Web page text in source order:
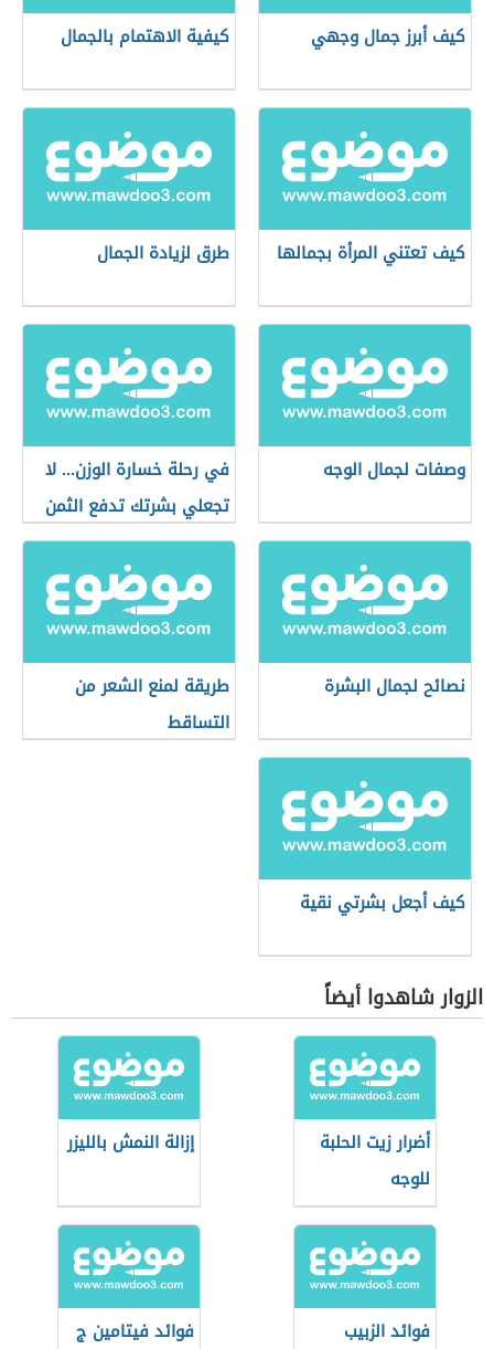
كيف أبرز جمال وجهي كيفية الاهتمام بالجمال
كيف تعتني المرأة بجمالها طرق لزيادة الجمال
وصفات لجمال الوجه
في رحلة خسارة الوزن... لا
تجعلي بشرتك تدفع الثمن
نصائح لجمال البشرة
طريقة لمنع الشعر من
التساقط
كيف أجعل بشرتي نقية
الزوار شاهدوا أيضاً
أضرار زيت الحلبة
للوجه
إزالة النمش بالليزر
فوائد الزبيب
فوائد فيتامين ج